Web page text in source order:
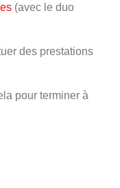
(avec le duo
des prestations
pour terminer à